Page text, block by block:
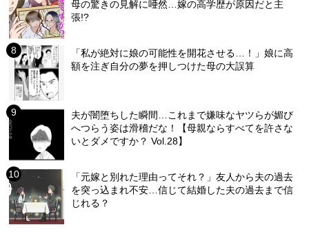
母の驚きの見解に唖然…嫁の高学歴が原因だと主
張!?
「私が絶対に娘の可能性を開花させる…！」娘に高
額を注ぎ自分の夢を押しつけた母の大誤算
夫が闇堕ちした瞬間…これまで嫌味なヤツらが媚び
へつらう姿は滑稽だな！【母親ならすべてを許さな
いとダメですか？ Vol.28】
「元嫁と別れた理由ってそれ？」友人から夫の過去
を突っ込まれ不安…信じて結婚した夫の過去まで信
じれる？